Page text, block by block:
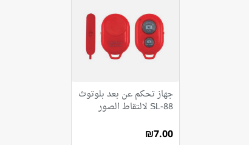
جهاز تحكم عن بعد بلوتوث
SL-88 لالتقاط الصور
₪7.00